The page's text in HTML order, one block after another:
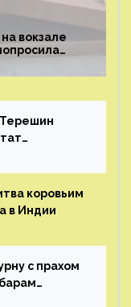
вокзале
коровьим
в Индии
с прахом